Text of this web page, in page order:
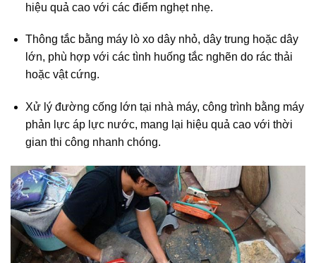
hiệu quả cao với các điểm nghẹt nhẹ.
Thông tắc bằng máy lò xo dây nhỏ, dây trung hoặc dây
lớn, phù hợp với các tình huống tắc nghẽn do rác thải
hoặc vật cứng.
Xử lý đường cống lớn tại nhà máy, công trình bằng máy
phản lực áp lực nước, mang lại hiệu quả cao với thời
gian thi công nhanh chóng.